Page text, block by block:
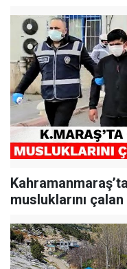
musluklarını